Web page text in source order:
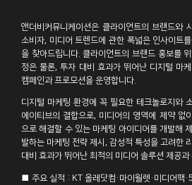
앤더비커뮤니케이션은 클라이언트의 브랜드와
소비자, 미디어 트렌드에 관한 폭넓은 인사이트
을 찾아드립니다. 클라이언트의 브랜드 홍보를
정은 물론, 투자 대비 효과가 뛰어난 디지털 마
캠페인과 프로모션을 운영합니다.
디지털 마케팅 환경에 꼭 필요한 테크놀로지와
에이티브의 결합으로, 미디어의 영역에 제약 없
으로 해결할 수 있는 마케팅 아이디어를 개발해
발하는 마케팅 전략 제시, 감성적 특성을 고려한
대비 효과가 뛰어난 최적의 미디어 솔루션 제공과
■ 주요 실적 : KT 올레닷컴·마이월렛·미디어팩